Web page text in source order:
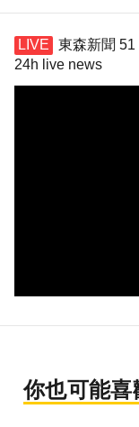
東森新聞
24h live news
你也可能喜